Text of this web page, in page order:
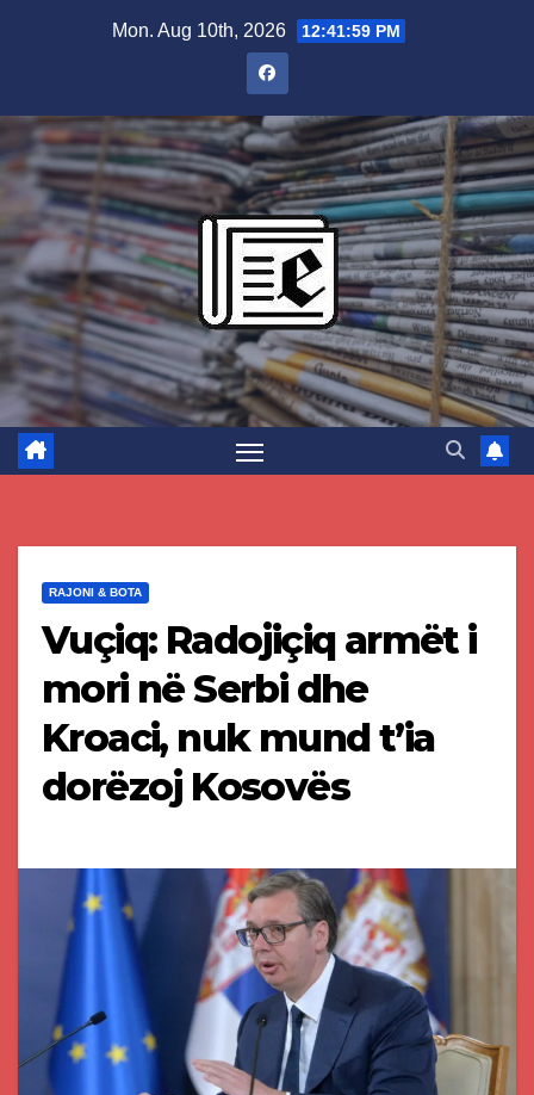
Mon. Aug 10th, 2026 12:42:00 PM
RAJONI & BOTA
Vuçiq: Radojiçiq armët i
mori në Serbi dhe
Kroaci, nuk mund t’ia
dorëzoj Kosovës